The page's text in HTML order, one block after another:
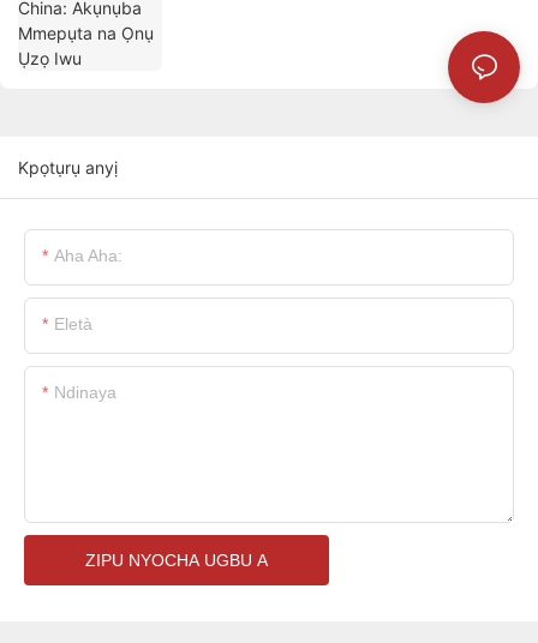
Kpọtụrụ anyị
Aha Aha:
Eletà
Ndinaya
ZIPU NYOCHA UGBU A